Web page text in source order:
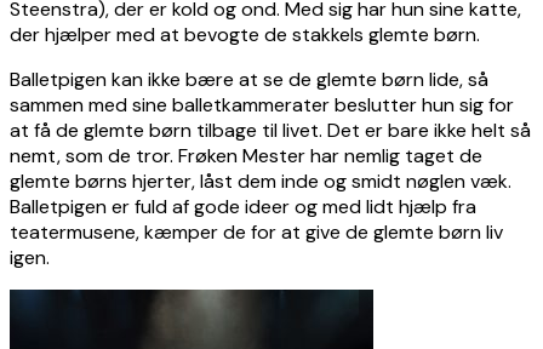
Steenstra), der er kold og ond. Med sig har hun sine katte,
der hjælper med at bevogte de stakkels glemte børn.
Balletpigen kan ikke bære at se de glemte børn lide, så
sammen med sine balletkammerater beslutter hun sig for
at få de glemte børn tilbage til livet. Det er bare ikke helt så
nemt, som de tror. Frøken Mester har nemlig taget de
glemte børns hjerter, låst dem inde og smidt nøglen væk.
Balletpigen er fuld af gode ideer og med lidt hjælp fra
teatermusene, kæmper de for at give de glemte børn liv
igen.